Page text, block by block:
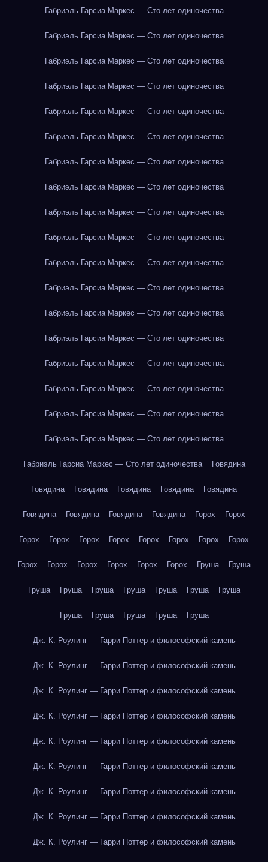
Габриэль Гарсиа Маркес — Сто лет одиночества
Габриэль Гарсиа Маркес — Сто лет одиночества
Габриэль Гарсиа Маркес — Сто лет одиночества
Габриэль Гарсиа Маркес — Сто лет одиночества
Габриэль Гарсиа Маркес — Сто лет одиночества
Габриэль Гарсиа Маркес — Сто лет одиночества
Габриэль Гарсиа Маркес — Сто лет одиночества
Габриэль Гарсиа Маркес — Сто лет одиночества
Габриэль Гарсиа Маркес — Сто лет одиночества
Габриэль Гарсиа Маркес — Сто лет одиночества
Габриэль Гарсиа Маркес — Сто лет одиночества
Габриэль Гарсиа Маркес — Сто лет одиночества
Габриэль Гарсиа Маркес — Сто лет одиночества
Габриэль Гарсиа Маркес — Сто лет одиночества
Габриэль Гарсиа Маркес — Сто лет одиночества
Габриэль Гарсиа Маркес — Сто лет одиночества
Габриэль Гарсиа Маркес — Сто лет одиночества
Габриэль Гарсиа Маркес — Сто лет одиночества
Габриэль Гарсиа Маркес — Сто лет одиночества Говядина
Говядина Говядина Говядина Говядина Говядина
Говядина Говядина Говядина Говядина Горох Горох
Горох Горох Горох Горох Горох Горох Горох Горох
Горох Горох Горох Горох Горох Горох Груша Груша
Груша Груша Груша Груша Груша Груша Груша
Груша Груша Груша Груша Груша
Дж. К. Роулинг — Гарри Поттер и философский камень
Дж. К. Роулинг — Гарри Поттер и философский камень
Дж. К. Роулинг — Гарри Поттер и философский камень
Дж. К. Роулинг — Гарри Поттер и философский камень
Дж. К. Роулинг — Гарри Поттер и философский камень
Дж. К. Роулинг — Гарри Поттер и философский камень
Дж. К. Роулинг — Гарри Поттер и философский камень
Дж. К. Роулинг — Гарри Поттер и философский камень
Дж. К. Роулинг — Гарри Поттер и философский камень